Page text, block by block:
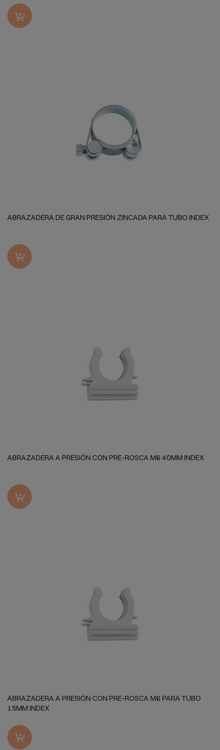
ABRAZADERA DE GRAN PRESIÓN ZINCADA PARA TUBO INDEX
ABRAZADERA A PRESIÓN CON PRE-ROSCA M6 40MM INDEX
ABRAZADERA A PRESIÓN CON PRE-ROSCA M6 PARA TUBO
15MM INDEX